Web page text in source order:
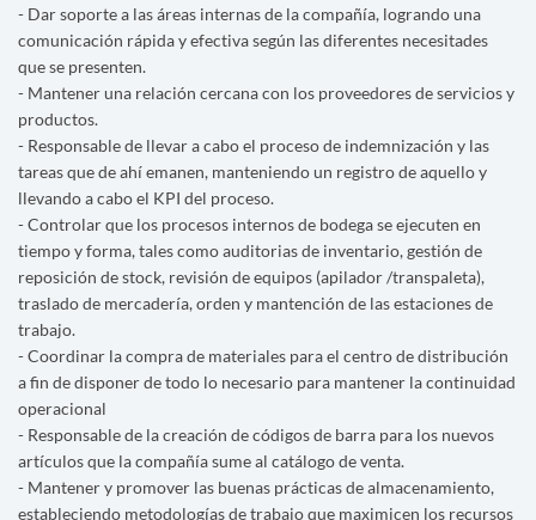
- Dar soporte a las áreas internas de la compañía, logrando una
comunicación rápida y efectiva según las diferentes necesitades
que se presenten.
- Mantener una relación cercana con los proveedores de servicios y
productos.
- Responsable de llevar a cabo el proceso de indemnización y las
tareas que de ahí emanen, manteniendo un registro de aquello y
llevando a cabo el KPI del proceso.
- Controlar que los procesos internos de bodega se ejecuten en
tiempo y forma, tales como auditorias de inventario, gestión de
reposición de stock, revisión de equipos (apilador /transpaleta),
traslado de mercadería, orden y mantención de las estaciones de
trabajo.
- Coordinar la compra de materiales para el centro de distribución
a fin de disponer de todo lo necesario para mantener la continuidad
operacional
- Responsable de la creación de códigos de barra para los nuevos
artículos que la compañía sume al catálogo de venta.
- Mantener y promover las buenas prácticas de almacenamiento,
estableciendo metodologías de trabajo que maximicen los recursos